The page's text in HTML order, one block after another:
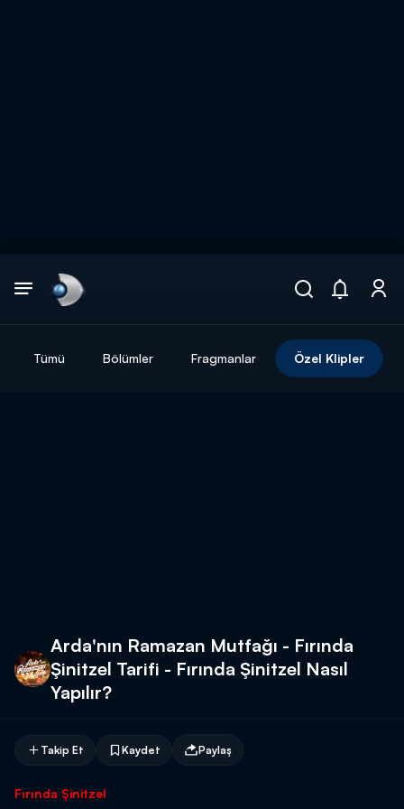
Tümü Bölümler Fragmanlar Özel Klipler
Arda'nın Ramazan Mutfağı - Fırında
Şinitzel Tarifi - Fırında Şinitzel Nasıl
Yapılır?
Takip Et Kaydet Paylaş
Fırında Şinitzel